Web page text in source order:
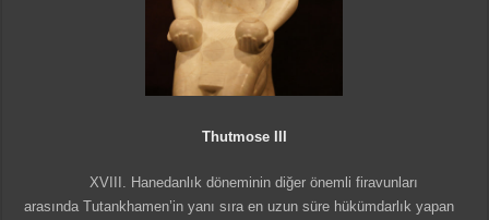
Thutmose III
XVIII. Hanedanlık döneminin diğer önemli firavunları
arasında Tutankhamen’in yanı sıra en uzun süre hükümdarlık yapan